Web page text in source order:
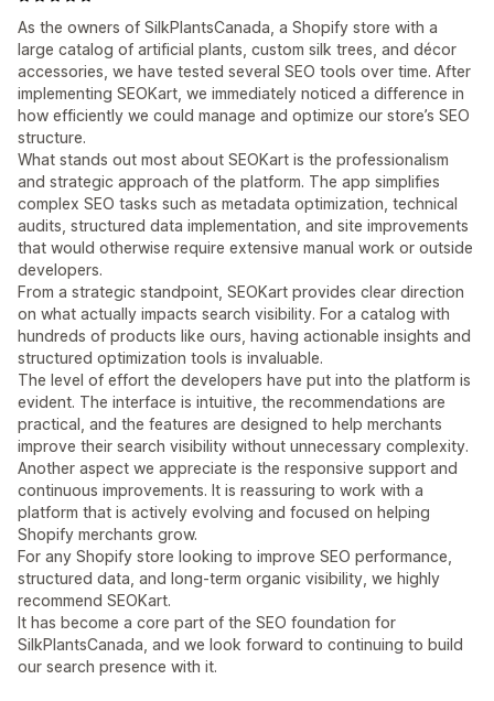
As the owners of SilkPlantsCanada, a Shopify store with a
large catalog of artificial plants, custom silk trees, and décor
accessories, we have tested several SEO tools over time. After
implementing SEOKart, we immediately noticed a difference in
how efficiently we could manage and optimize our store’s SEO
structure.
What stands out most about SEOKart is the professionalism
and strategic approach of the platform. The app simplifies
complex SEO tasks such as metadata optimization, technical
audits, structured data implementation, and site improvements
that would otherwise require extensive manual work or outside
developers.
From a strategic standpoint, SEOKart provides clear direction
on what actually impacts search visibility. For a catalog with
hundreds of products like ours, having actionable insights and
structured optimization tools is invaluable.
The level of effort the developers have put into the platform is
evident. The interface is intuitive, the recommendations are
practical, and the features are designed to help merchants
improve their search visibility without unnecessary complexity.
Another aspect we appreciate is the responsive support and
continuous improvements. It is reassuring to work with a
platform that is actively evolving and focused on helping
Shopify merchants grow.
For any Shopify store looking to improve SEO performance,
structured data, and long-term organic visibility, we highly
recommend SEOKart.
It has become a core part of the SEO foundation for
SilkPlantsCanada, and we look forward to continuing to build
our search presence with it.